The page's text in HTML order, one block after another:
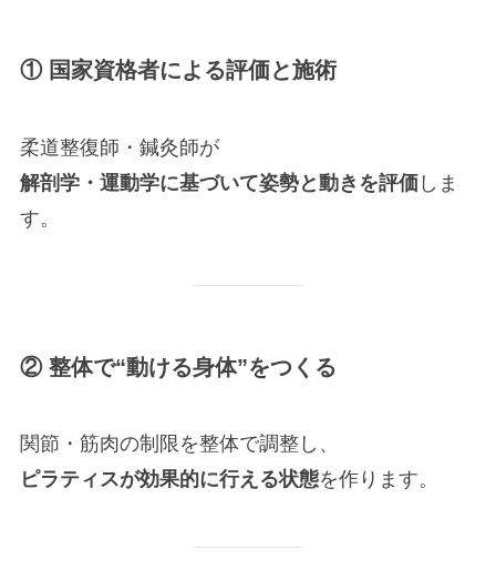
① 国家資格者による評価と施術
柔道整復師・鍼灸師が
解剖学・運動学に基づいて姿勢と動きを評価しま
す。
② 整体で“動ける身体”をつくる
関節・筋肉の制限を整体で調整し、
ピラティスが効果的に行える状態を作ります。